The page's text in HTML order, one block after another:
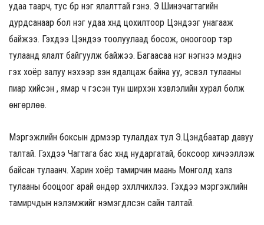
удаа таарч, тус бүр нэг ялалттай гэнэ. Э.Шинэчагтагийн
дурдсанаар бол нэг удаа хүнд цохилтоор Цэндээг унагааж
байжээ. Гэхдээ Цэндээ тоолуулаад босож, оноогоор тэр
тулаанд ялалт байгуулж байжээ. Багаасаа нэг нэгнээ мэднэ
гэх хоёр залуу үнэхээр үзэн ядалцаж байна уу, эсвэл тулааны
пиар хийсэн үү, ямар ч гэсэн тун ширүүхэн хэвлэлийн хурал болж
өнгөрлөө.
Мэргэжлийн боксын дүрмээр тулалдах тул Э.Цэндбаатар давуу
талтай. Гэхдээ Чагтага бас хүнд нударгатай, боксоор хичээллэж
байсан тулаанч. Харин хоёр тамирчин маань Монголд халз
тулааны бооцоог арай өндөр эхлүүлчихлээ. Гэхдээ мэргэжлийн
тамирчдын үнэлэмжийг нэмэгдүүлсэн сайн талтай.